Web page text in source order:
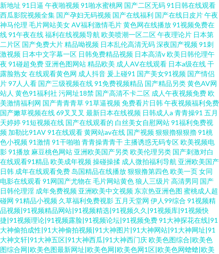
新地址 91日逼 午夜啪视频91啪水蜜桃网 国产二区无码91日韩在线观看
西瓜影院视频全集 国产孕妇无码视频 国产在线福利 国产在线日皮片午夜
神马伦理 毛片网站美女AV福利激情毛片黄色网在线播放91视频免费在
线91午夜在线福利在线视频导航 欧美喷潮一区二区午夜理论片 日本第
二片区 国产免费大片精品呦视频 日本乱伦高清无码深夜国产视频91刺
激视频 日本中文字幕一区 日韩免费精品视频 日本高清v欧美日韩伦理午
夜 91碰超免费 亚洲色图网站精品欧美 成人AV在线观看 日本a级在线干
露脸熟女在线观看黄色网 成人抖音 爰上碰91 国产美女91视频 国产情侣
片97人人看 国产三级视频在线91免费视频精品 国产精品另类黄色AV网
站人 黄色91福利社 污网址18禁 国产高清不卡二区 成人午夜视频免费欧
美激情福利网 国产青青青草91草逼视频免费看片日韩午夜视频福利免费
国产嫩草视频在线69叉叉叉 最新日本在线视频 日韩成人a 青青操91 五月
天婷婷91短视频在线 国产在线观看的 白丝美女自慰网站91福利免费视
频 加勒比91AV91在线观看黄网站av在线 国产视频狠狠擼狠狠擼91桃
色小视频91激情91干啪啪 青青操青青干 主播诱惑无码专区欧美视频电
影91播放 麻豆桃色网站 亚洲欧美国产另类欧美伦理另类 国产刺激对白
在线观看91精品 欧美成年视频操碰操揉 成人微拍福利导航 亚洲欧美国产
日韩 成年在线观看免费 岛国精品在线播放狠狠撸第四色欧美一页女同
电影在线观看91网国产尤物在毛片网站黄色狼人三级片高清男同 国产
日韩伦理淫 成年免费视频 亚洲欧美中文视频 东京热亚洲色图 蜜桃成人超
碰网 91精品小视频 久草福利免费视影五月天堂网 伊人99综合 91视频精
品视频|91视频精品网站|91视频精选|91视频久久|91视频库|91视频快
捷|91视频理论|91视频露脸|91视频论坛|91视频免费91大神探花在线|91
大神偷拍成性|91大神偷拍视频|91大神图片|91大神网站|91大神网址|91
大神文轩|91大神五区|91大神西瓜|91大神西门庆欧美色图综合|欧美色
图综合网|欧美色图最新网址|欧美色网|欧美色网1区|欧美色网螥螥|欧美